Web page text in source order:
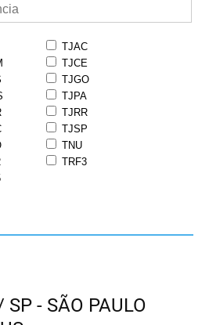
TJAC
TJCE
TJGO
TJPA
TJRR
TJSP
TNU
TRF3
- SÃO PAULO